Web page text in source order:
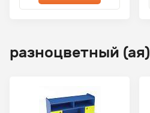
разноцветный (ая)